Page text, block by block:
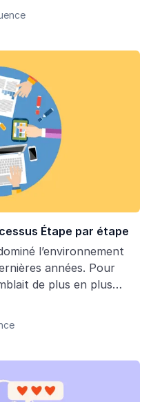
nous avons rédigé
tendances et tactiques
Étape par étape
l’environnement
années. Pour
de plus en plus
marketing numérique
les divers acteurs y